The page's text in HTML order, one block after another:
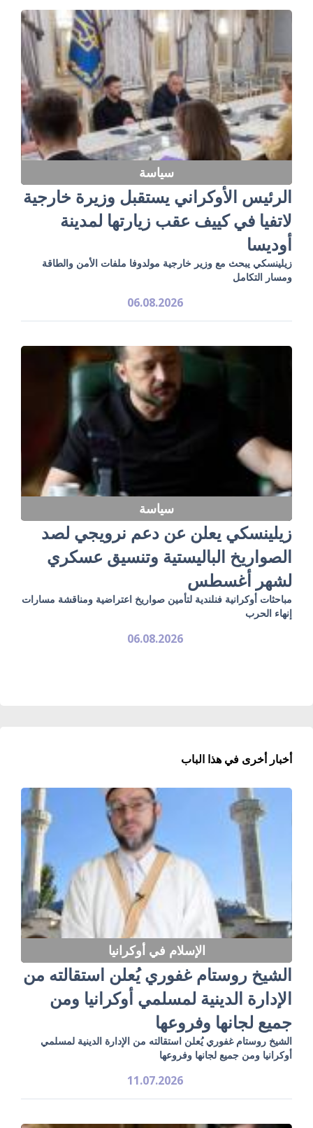
سياسة
الرئيس الأوكراني يستقبل وزيرة خارجية
لاتفيا في كييف عقب زيارتها لمدينة
أوديسا
زيلينسكي يبحث مع وزير خارجية مولدوفا ملفات الأمن والطاقة
ومسار التكامل
06.08.2026
سياسة
زيلينسكي يعلن عن دعم نرويجي لصد
الصواريخ الباليستية وتنسيق عسكري
لشهر أغسطس
مباحثات أوكرانية فنلندية لتأمين صواريخ اعتراضية ومناقشة مسارات
إنهاء الحرب
06.08.2026
أخبار أخرى في هذا الباب
الإسلام في أوكرانيا
الشيخ روستام غفوري يُعلن استقالته من
الإدارة الدينية لمسلمي أوكرانيا ومن
جميع لجانها وفروعها
الشيخ روستام غفوري يُعلن استقالته من الإدارة الدينية لمسلمي
أوكرانيا ومن جميع لجانها وفروعها
11.07.2026